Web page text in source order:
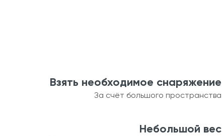
Взять необходимое снаряжение
За счёт большого пространства
Небольшой вес